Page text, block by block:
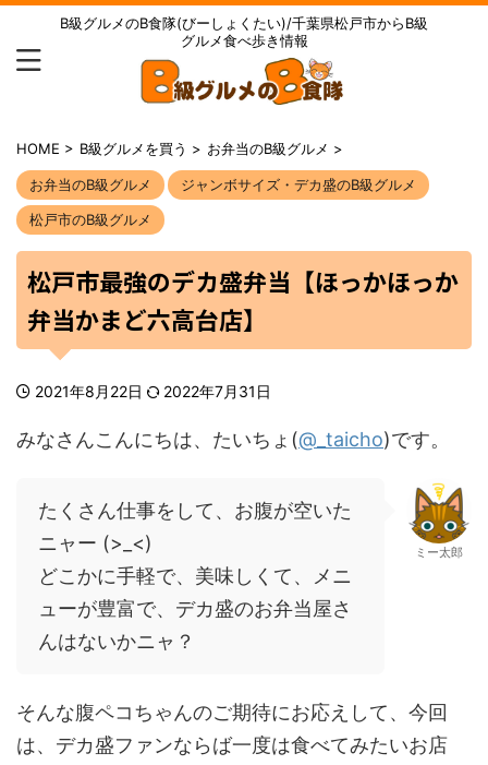
B級グルメのB食隊(びーしょくたい)/千葉県松戸市からB級
グルメ食べ歩き情報
HOME > B級グルメを買う > お弁当のB級グルメ >
お弁当のB級グルメ
ジャンボサイズ・デカ盛のB級グルメ
松戸市のB級グルメ
松戸市最強のデカ盛弁当【ほっかほっか
弁当かまど六高台店】
2021年8月22日 2022年7月31日
みなさんこんにちは、たいちょ(@_taicho)です。
たくさん仕事をして、お腹が空いた
ニャー (>_<)
どこかに手軽で、美味しくて、メニ
ューが豊富で、デカ盛のお弁当屋さ
んはないかニャ？
ミー太郎
そんな腹ペコちゃんのご期待にお応えして、今回
は、デカ盛ファンならば一度は食べてみたいお店